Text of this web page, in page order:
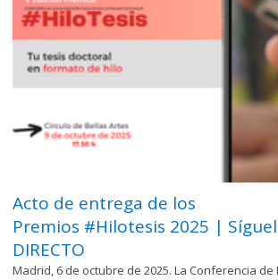
Acto de entrega de los
Premios #Hilotesis 2025 |
DIRECTO
Madrid, 6 de octubre de 2025. La Conferencia de